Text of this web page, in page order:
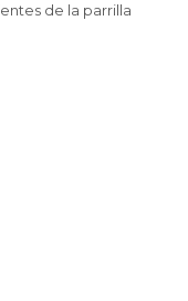
de la parrilla